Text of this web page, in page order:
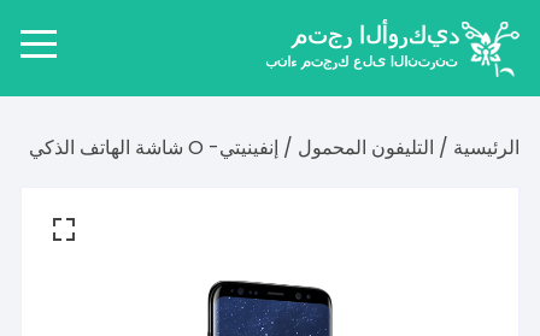
إلى
المحتوى
الرئيسية / التليفون المحمول / إنفينيتي- O شاشة الهاتف الذكي